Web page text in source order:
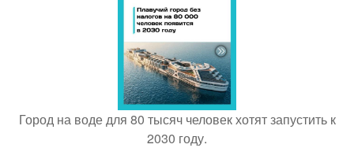
Город на воде для 80 тысяч человек хотят запустить к
2030 году.